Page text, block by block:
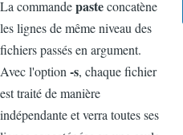
La commandepasteconcatène
les lignes de même niveau des
fichiers passés en argument.
Avec l'option -s, chaque fichier
est traité de manière
indépendante et verra toutes ses